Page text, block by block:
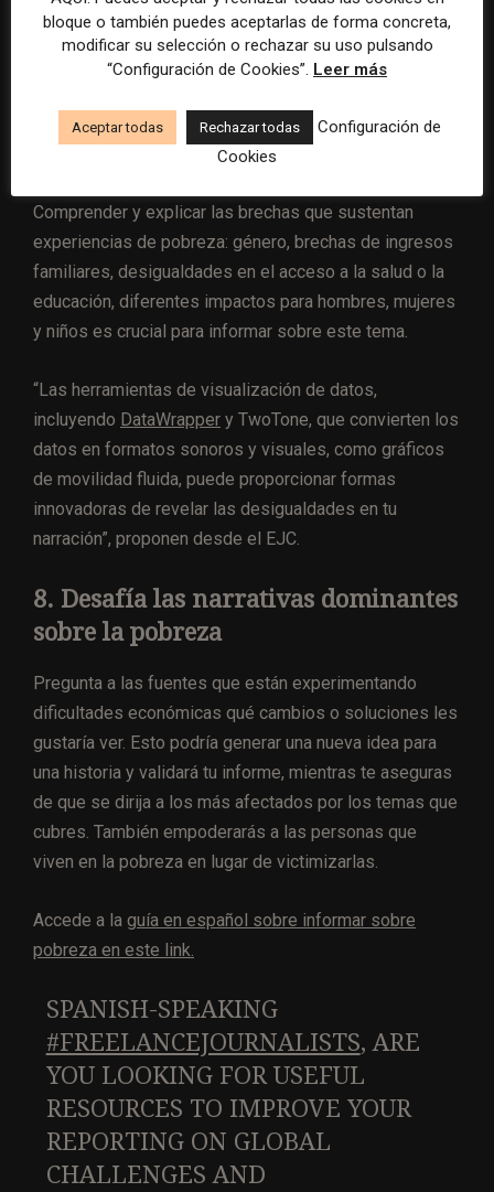
Te puede interesar:
Cómo adelantarse a los
de última hora: el ejemplo de USA Today
durante el Mundial de fútbol
Comprender y explicar las brechas que sustentan
experiencias de pobreza: género, brechas de ingresos
familiares, desigualdades en el acceso a la salud o la
educación, diferentes impactos para hombres, mujeres
y niños es crucial para informar sobre este tema.
“Las herramientas de visualización de datos,
incluyendo DataWrapper y TwoTone, que convierten los
datos en formatos sonoros y visuales, como gráficos
de movilidad fluida, puede proporcionar formas
innovadoras de revelar las desigualdades en tu
narración”, proponen desde el EJC.
8. Desafía las narrativas dominantes
sobre la pobreza
Pregunta a las fuentes que están experimentando
dificultades económicas qué cambios o soluciones les
gustaría ver. Esto podría generar una nueva idea para
una historia y validará tu informe, mientras te aseguras
de que se dirija a los más afectados por los temas que
cubres. También empoderarás a las personas que
viven en la pobreza en lugar de victimizarlas.
Accede a la guía en español sobre informar sobre
pobreza en este link.
SPANISH-SPEAKING
#FREELANCEJOURNALISTS, ARE
YOU LOOKING FOR USEFUL
RESOURCES TO IMPROVE YOUR
REPORTING ON GLOBAL
CHALLENGES AND
bloque o también puedes aceptarlas de forma concreta,
modificar su selección o rechazar su uso pulsando
“Configuración de Cookies”. Leer más
Aceptar todas Rechazar todas
Configuración de
Cookies